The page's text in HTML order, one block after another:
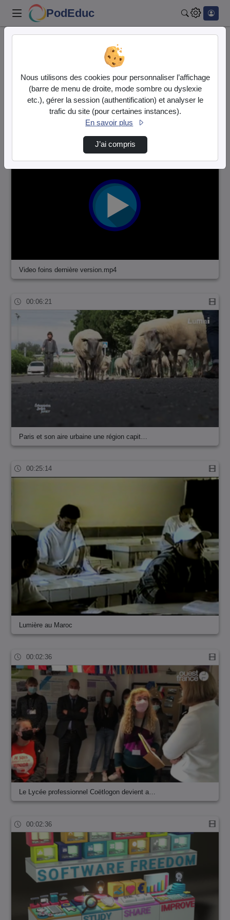
PodEduc
3691 vidéos trouvées
Audio Vidéo
Direction de tri
Video foins dernière version.mp4
00:06:21
Paris et son aire urbaine une région capit…
00:25:14
Lumière au Maroc
00:02:36
Le Lycée professionnel Coëtlogon devient a…
00:02:36
Nous utilisons des cookies pour personnaliser l’affichage
(barre de menu de droite, mode sombre ou dyslexie
etc.), gérer la session (authentification) et analyser le
trafic du site (pour certaines instances).
En savoir plus
J’ai compris